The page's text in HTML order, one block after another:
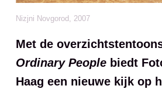
Nizjni Novgorod, 2007
Met de
Ordinary Peoplebiedt
Haag een nieuwe kijk op